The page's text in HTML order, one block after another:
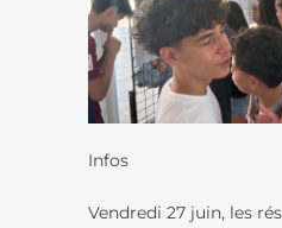
Infos
Vendredi 27 juin, les